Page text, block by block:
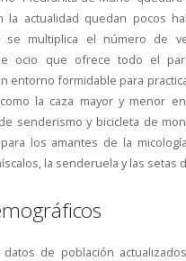
la actualidad quedan pocos
se multiplica el número de
ocio que ofrece todo el
entorno formidable para
la caza mayor y menor
senderismo y bicicleta de
los amantes de la
la senderuela y las setas
de población